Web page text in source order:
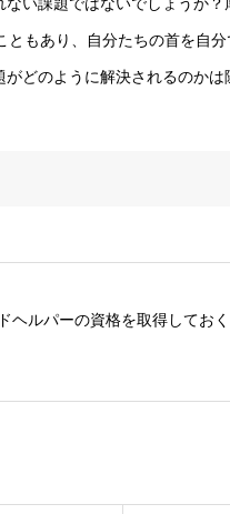
ともあり、自分たちの首を自
どのように解決されるのか
ヘルパーの資格を取得しておく